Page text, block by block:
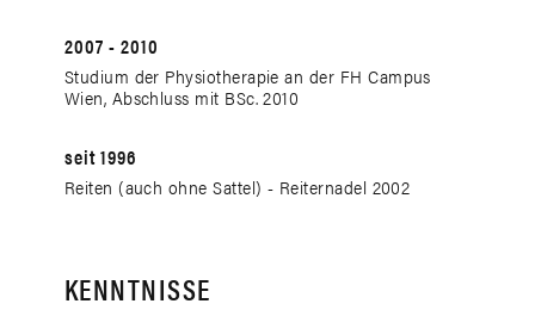
2007 - 2010
Studium der Physiotherapie an der FH Campus
Wien, Abschluss mit BSc. 2010
seit 1996
Reiten (auch ohne Sattel) - Reiternadel 2002
KENNTNISSE